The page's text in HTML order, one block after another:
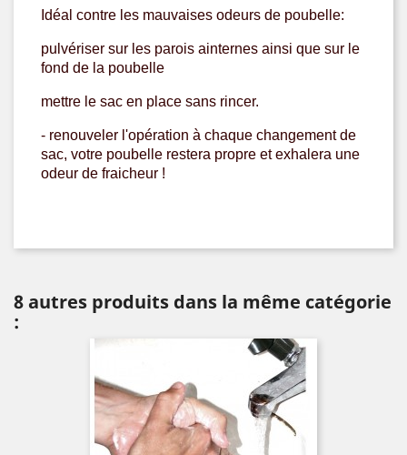
Idéal contre les mauvaises odeurs de poubelle:
pulvériser sur les parois ainternes ainsi que sur le
fond de la poubelle
mettre le sac en place sans rincer.
- renouveler l'opération à chaque changement de
sac, votre poubelle restera propre et exhalera une
odeur de fraicheur !
8 autres produits dans la même catégorie
: